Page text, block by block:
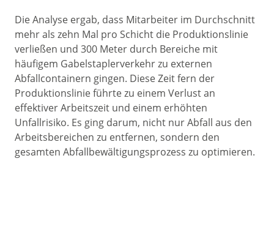
Die Analyse ergab, dass Mitarbeiter im Durchschnitt
mehr als zehn Mal pro Schicht die Produktionslinie
verließen und 300 Meter durch Bereiche mit
häufigem Gabelstaplerverkehr zu externen
Abfallcontainern gingen. Diese Zeit fern der
Produktionslinie führte zu einem Verlust an
effektiver Arbeitszeit und einem erhöhten
Unfallrisiko. Es ging darum, nicht nur Abfall aus den
Arbeitsbereichen zu entfernen, sondern den
gesamten Abfallbewältigungsprozess zu optimieren.